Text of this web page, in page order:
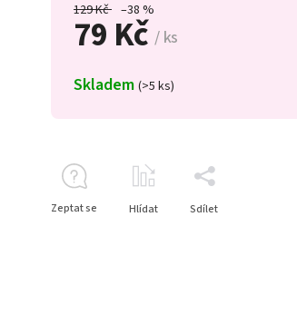
129 Kč –38 %
79 Kč/ ks
Skladem (>5 ks)
Zeptat se Hlídat Sdílet